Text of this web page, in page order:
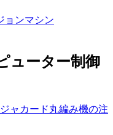
ョンマシン
ューター制御